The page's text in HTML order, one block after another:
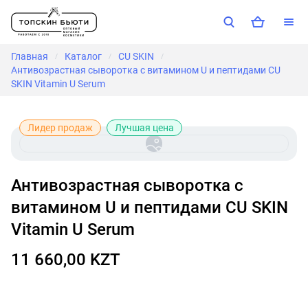
Главная / Каталог / CU SKIN /
Антивозрастная сыворотка с витамином U и пептидами CU
SKIN Vitamin U Serum
Лидер продаж Лучшая цена
Антивозрастная сыворотка с
витамином U и пептидами CU SKIN
Vitamin U Serum
11 660,00 KZT